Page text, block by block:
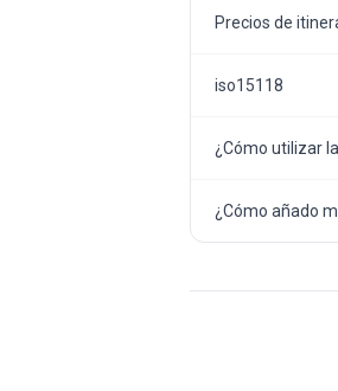
Precios de
iso15118
¿Cómo utilizar
¿Cómo añado